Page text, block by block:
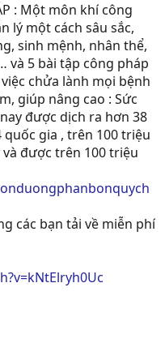
: Một môn khí công
lý một cách sâu sắc,
sinh mệnh, nhân thể,
và 5 bài tập công pháp
chửa lành mọi bệnh
giúp nâng cao : Sức
được dịch ra hơn 38
gia , trên 100 triệu
được trên 100 triệu
các bạn tải về miễn phí